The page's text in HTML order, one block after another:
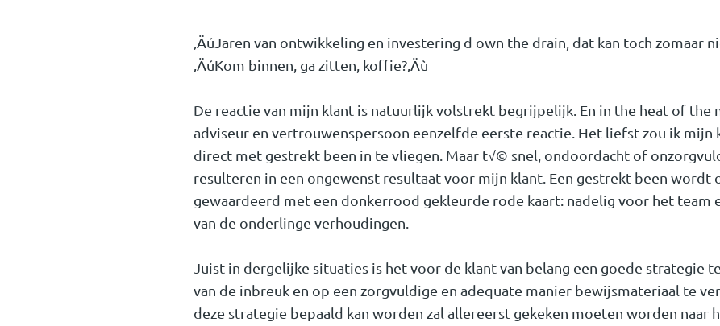
‚ÄúJaren van ontwikkeling en investering d own the drain , dat kan toch zomaar
‚ÄúKom binnen, ga zitten, koffie?‚Äù
De reactie van mijn klant is natuurlijk volstrekt begrijpelijk. En in the heat of the
adviseur en vertrouwenspersoon eenzelfde eerste reactie. Het liefst zou ik mijn
direct met gestrekt been in te vliegen. Maar t√© snel, ondoordacht of
resulteren in een ongewenst resultaat voor mijn klant. Een gestrekt been wordt
gewaardeerd met een donkerrood gekleurde rode kaart: nadelig voor het team
van de onderlinge verhoudingen.
Juist in dergelijke situaties is het voor de klant van belang een goede strategie
van de inbreuk en op een zorgvuldige en adequate manier bewijsmateriaal te
deze strategie bepaald kan worden zal allereerst gekeken moeten worden naar